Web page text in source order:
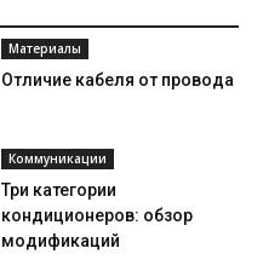
Материалы
Отличие кабеля от провода
Коммуникации
Три категории
кондиционеров: обзор
модификаций